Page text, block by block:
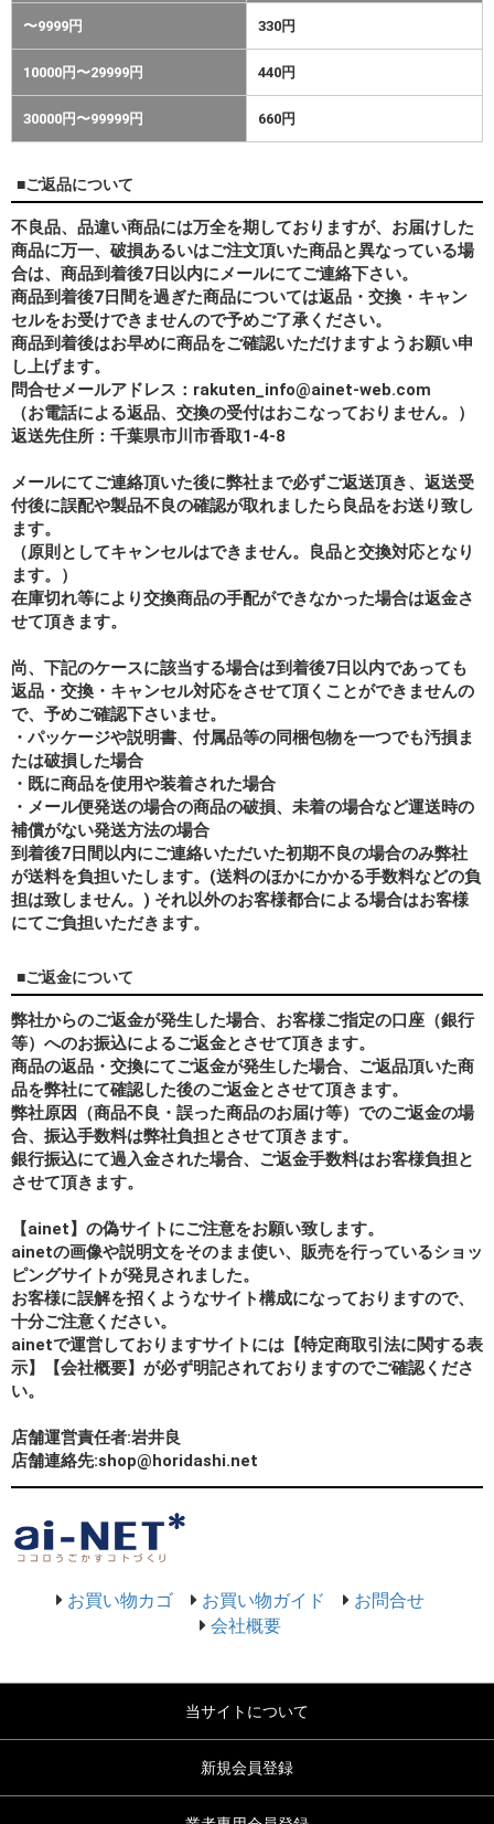
〜9999円 330円
10000円〜29999円 440円
30000円〜99999円 660円
■ご返品について
不良品、品違い商品には万全を期しておりますが、お届けした
商品に万一、破損あるいはご注文頂いた商品と異なっている場
合は、商品到着後7日以内にメールにてご連絡下さい。
商品到着後7日間を過ぎた商品については返品・交換・キャン
セルをお受けできませんので予めご了承ください。
商品到着後はお早めに商品をご確認いただけますようお願い申
し上げます。
問合せメールアドレス：rakuten_info@ainet-web.com
（お電話による返品、交換の受付はおこなっておりません。）
返送先住所：千葉県市川市香取1-4-8
メールにてご連絡頂いた後に弊社まで必ずご返送頂き、返送受
付後に誤配や製品不良の確認が取れましたら良品をお送り致し
ます。
（原則としてキャンセルはできません。良品と交換対応となり
ます。）
在庫切れ等により交換商品の手配ができなかった場合は返金さ
せて頂きます。
尚、下記のケースに該当する場合は到着後7日以内であっても
返品・交換・キャンセル対応をさせて頂くことができませんの
で、予めご確認下さいませ。
・パッケージや説明書、付属品等の同梱包物を一つでも汚損ま
たは破損した場合
・既に商品を使用や装着された場合
・メール便発送の場合の商品の破損、未着の場合など運送時の
補償がない発送方法の場合
到着後7日間以内にご連絡いただいた初期不良の場合のみ弊社
が送料を負担いたします。(送料のほかにかかる手数料などの負
担は致しません。) それ以外のお客様都合による場合はお客様
にてご負担いただきます。
■ご返金について
弊社からのご返金が発生した場合、お客様ご指定の口座（銀行
等）へのお振込によるご返金とさせて頂きます。
商品の返品・交換にてご返金が発生した場合、ご返品頂いた商
品を弊社にて確認した後のご返金とさせて頂きます。
弊社原因（商品不良・誤った商品のお届け等）でのご返金の場
合、振込手数料は弊社負担とさせて頂きます。
銀行振込にて過入金された場合、ご返金手数料はお客様負担と
させて頂きます。
【ainet】の偽サイトにご注意をお願い致します。
ainetの画像や説明文をそのまま使い、販売を行っているショッ
ピングサイトが発見されました。
お客様に誤解を招くようなサイト構成になっておりますので、
十分ご注意ください。
ainetで運営しておりますサイトには【特定商取引法に関する表
示】【会社概要】が必ず明記されておりますのでご確認くださ
い。
店舗運営責任者:岩井良
店舗連絡先:shop@horidashi.net
お買い物カゴ お買い物ガイド
お問合せ
会社概要
当サイトについて
新規会員登録